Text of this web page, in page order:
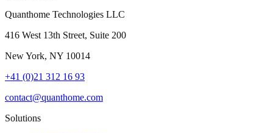
Quanthome Technologies LLC
416 West 13th Street, Suite 200
New York, NY 10014
+41 (0)21 312 16 93
contact@quanthome.com
Solutions